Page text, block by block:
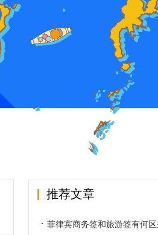
推荐文章
菲律宾商务签和旅游签有何区别